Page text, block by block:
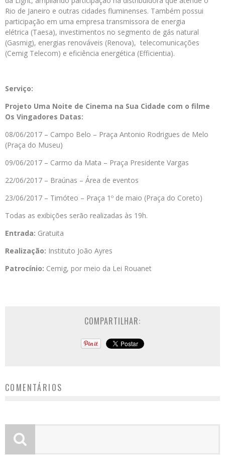
Rio de Janeiro e outras cidades fluminenses. Também possui
participação em uma empresa transmissora de energia
elétrica (Taesa), investimentos no segmento de gás natural
(Gasmig), energias renováveis (Renova), telecomunicações
(Cemig Telecom) e eficiência energética (Efficientia).
Serviço:
Projeto Uma Noite de Cinema na Sua Cidade com o filme
Os Vingadores Datas:
08/06/2017 – Campo Belo – Praça Antonio Rodrigues de Melo
(Praça do Museu)
09/06/2017 – Carmo da Mata – Praça Presidente Vargas
22/06/2017 – Braúnas – Área de eventos
23/06/2017 – Timóteo – Praça 1º de maio (Praça do Coreto)
Todas as exibições serão realizadas às 19h.
Entrada: Gratuita
Realização: Instituto João Ayres
Patrocínio: Cemig, por meio da Lei Rouanet
COMPARTILHAR:
COMENTÁRIOS